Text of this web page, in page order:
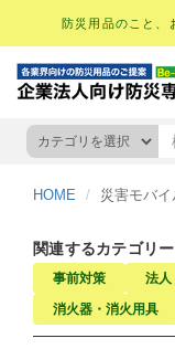
防災用品のこと、
HOME 災害モバ
関連するカテゴリー
事前対策 法人
消火器・消火用具